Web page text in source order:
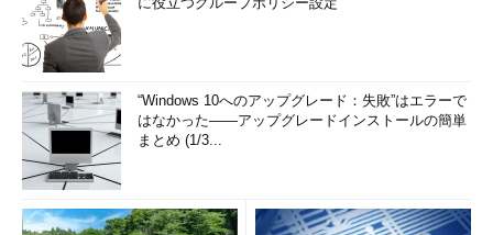
“Windows 10へのアップグレード：失敗”はエラーで
はなかった――アップグレードインストールの簡単
まとめ (1/3...